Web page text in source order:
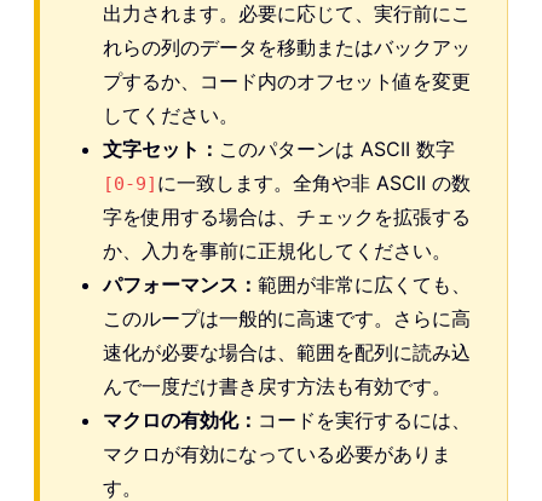
出力されます。必要に応じて、実行前にこ
れらの列のデータを移動またはバックアッ
プするか、コード内のオフセット値を変更
してください。
文字セット： このパターンは ASCII 数字
[0-9] に一致します。全角や非 ASCII の数
字を使用する場合は、チェックを拡張する
か、入力を事前に正規化してください。
パフォーマンス： 範囲が非常に広くても、
このループは一般的に高速です。さらに高
速化が必要な場合は、範囲を配列に読み込
んで一度だけ書き戻す方法も有効です。
マクロの有効化： コードを実行するには、
マクロが有効になっている必要がありま
す。